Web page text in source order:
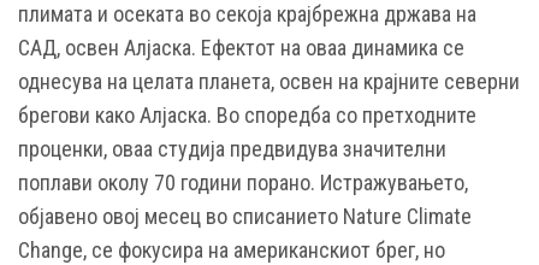
плимата и осеката во секоја крајбрежна држава на
САД, освен Алјаска. Ефектот на оваа динамика се
однесува на целата планета, освен на крајните северни
брегови како Алјаска. Во споредба со претходните
проценки, оваа студија предвидува значителни
поплави околу 70 години порано. Истражувањето,
објавено овој месец во списанието Nature Climate
Change, се фокусира на американскиот брег, но